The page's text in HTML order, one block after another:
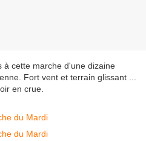
à cette marche d'une dizaine
Fort vent et terrain glissant ...
en crue.